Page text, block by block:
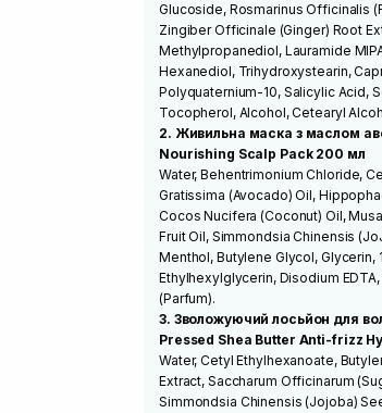
Glucoside, Rosmarinus Officinalis
Zingiber Officinale (Ginger) Root
Methylpropanediol, Lauramide
Hexanediol, Trihydroxystearin,
Polyquaternium-10, Salicylic Acid,
Tocopherol, Alcohol, Cetearyl
2. Живильна маска з маслом
Nourishing Scalp Pack 200 мл
Water, Behentrimonium Chloride,
Gratissima (Avocado) Oil,
Cocos Nucifera (Coconut) Oil,
Fruit Oil, Simmondsia Chinensis
Menthol, Butylene Glycol,
Ethylhexylglycerin, Disodium
(Parfum).
3. Зволожуючий лосьйон для
Pressed Shea Butter Anti-frizz
Water, Cetyl Ethylhexanoate,
Extract, Saccharum Officinarum
Simmondsia Chinensis (Jojoba)